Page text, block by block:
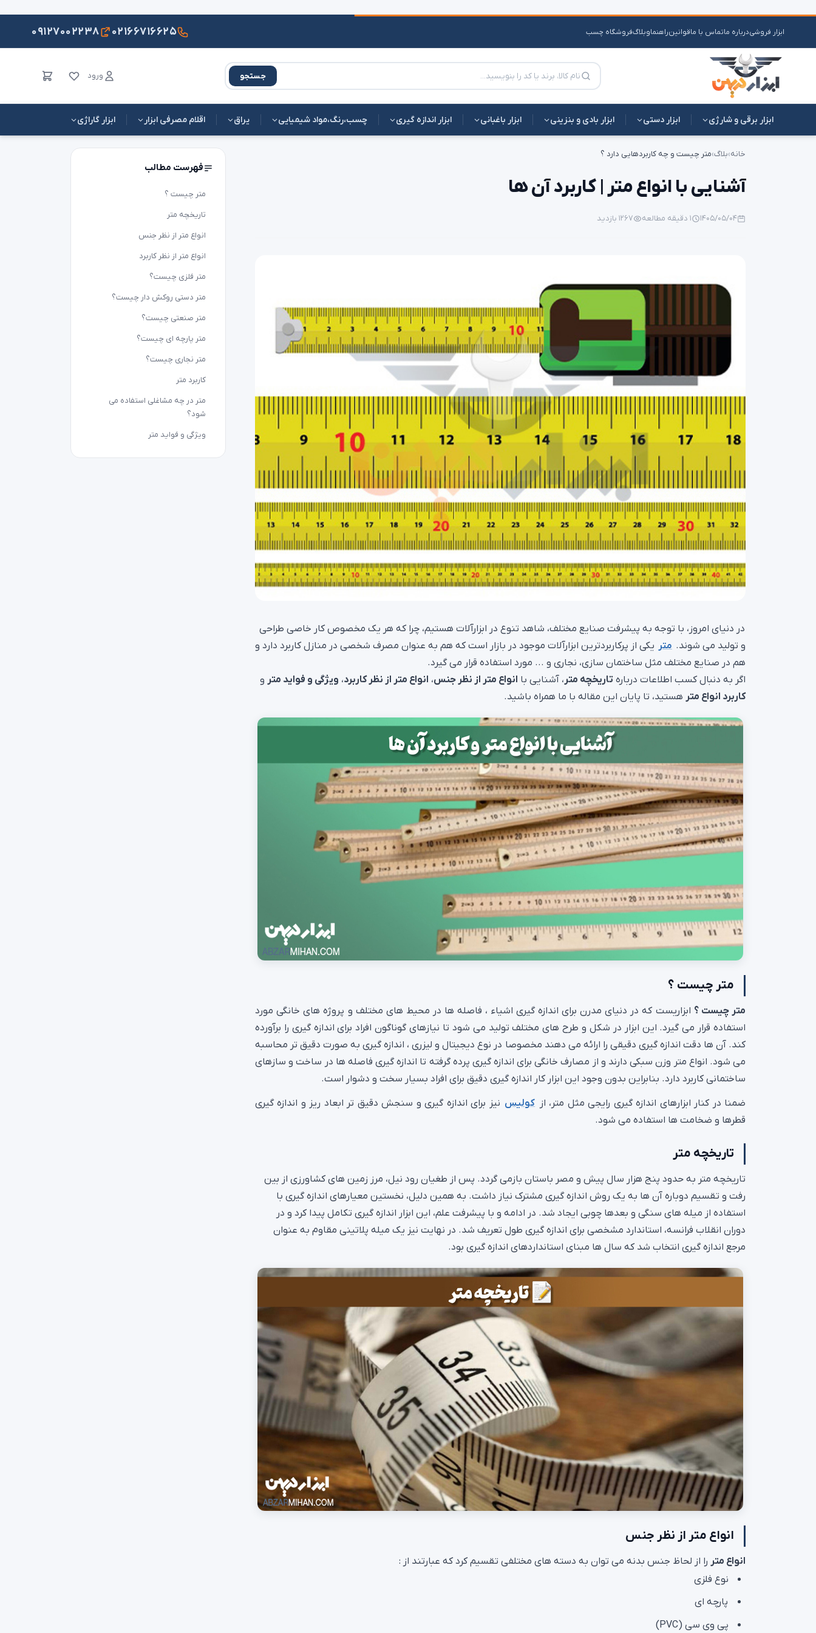
ابزار فروشیدرباره ماتماس با ماقوانینراهنماوبلاگفروشگاه چسب ۰۲۱۶۶۷۱۶۶۲۵ ۰۹۱۲۷۰۰۲۲۳۸
جستجو
ابزار برقی و شارژی ابزار دستی ابزار بادی و بنزینی ابزار باغبانی ابزار اندازه گیری چسب،رنگ،مواد شیمیایی یراق اقلام مصرفی ابزار ابزار گاراژی
آشنایی با انواع متر | کاربرد آن ها
در دنیای امروز، با توجه به پیشرفت صنایع مختلف، شاهد تنوع در ابزارآلات هستیم، چرا که هر یک مخصوص کار خاصی طراحی
و تولید می شوند.
متر
یکی از پرکاربردترین ابزارآلات موجود در بازار است که هم به عنوان مصرف شخصی در منازل کاربرد دارد و
هم در صنایع مختلف مثل ساختمان سازی، نجاری و ... مورد استفاده قرار می گیرد.
اگر به دنبال کسب اطلاعات درباره
تاریخچه متر ، آشنایی با انواع متر از نظر جنس انواع متر از نظر کاربرد ویژگی و فواید متر
کاربرد انواع متر
هستید، تا پایان این مقاله با ما همراه باشید.
متر چیست ؟
متر چیست ؟
ابزاریست که در دنیای مدرن برای اندازه گیری اشیاء ، فاصله ها در محیط های مختلف و پروژه های خانگی مورد
استفاده قرار می گیرد. این ابزار در شکل و طرح های مختلف تولید می شود تا نیازهای گوناگون افراد برای اندازه گیری را برآورده
کند. آن ها دقت اندازه گیری دقیقی را ارائه می دهند مخصوصا در نوع دیجیتال و لیزری ، اندازه گیری به صورت دقیق تر محاسبه
می شود. انواع متر وزن سبکی دارند و از مصارف خانگی برای اندازه گیری پرده گرفته تا اندازه گیری فاصله ها در ساخت و سازهای
ساختمانی کاربرد دارد. بنابراین بدون وجود این ابزار کار اندازه گیری دقیق برای افراد بسیار سخت و دشوار است.
ضمنا در کنار ابزارهای اندازه گیری رایجی مثل متر، از
کولیس
نیز برای اندازه گیری و سنجش دقیق تر ابعاد ریز و اندازه گیری
قطرها و ضخامت ها استفاده می شود.
تاریخچه متر
تاریخچه متر به حدود پنج هزار سال پیش و مصر باستان بازمی‌ گردد. پس از طغیان رود نیل، مرز زمین‌ های کشاورزی از بین
رفت و تقسیم دوباره آن‌ ها به یک روش اندازه‌ گیری مشترک نیاز داشت. به همین دلیل، نخستین معیارهای اندازه‌ گیری با
استفاده از میله‌ های سنگی و بعدها چوبی ایجاد شد. در ادامه و با پیشرفت علم، این ابزار اندازه‌ گیری تکامل پیدا کرد و در
دوران انقلاب فرانسه، استاندارد مشخصی برای اندازه‌ گیری طول تعریف شد. در نهایت نیز یک میله پلاتینی مقاوم به عنوان
مرجع اندازه‌ گیری انتخاب شد که سال‌ ها مبنای استانداردهای اندازه‌ گیری بود.
انواع متر از نظر جنس
نوع فلزی
پی وی سی (PVC)
فهرست مطالب
شود؟